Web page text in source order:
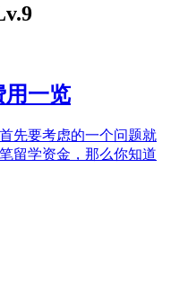
用一览
要考虑的一个问题就
留学资金，那么你知道